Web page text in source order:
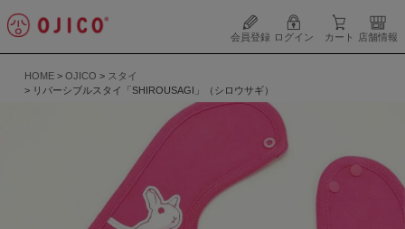
会員登録 ログイン カート 店舗情報
HOME OJICO
スタイ
リバーシブルスタイ「SHIROUSAGI」（シロウサギ）